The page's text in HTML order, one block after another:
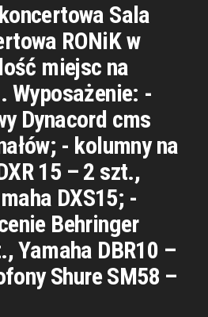
Sala
RONiK w
miejsc na
Wyposażenie: -
Dynacord cms
- kolumny na
15 – 2 szt.,
DXS15; -
Behringer
Yamaha DBR10 –
Shure SM58 –